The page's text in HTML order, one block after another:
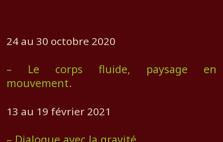
24 au 30 octobre 2020
– Le corps fluide, paysage en
mouvement.
13 au 19 février 2021